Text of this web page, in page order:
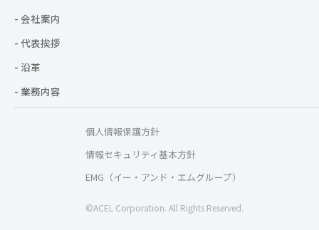
- 会社案内
- 代表挨拶
- 沿革
- 業務内容
個人情報保護方針
情報セキュリティ基本方針
EMG（イー・アンド・エムグループ）